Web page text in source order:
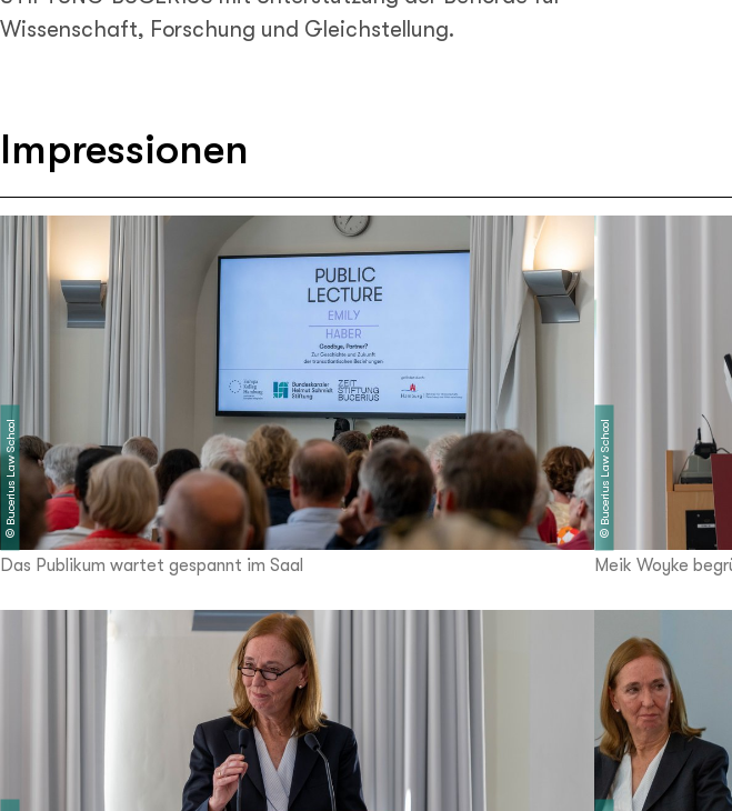
Wissenschaft, Forschung und Gleichstellung.
Impressionen
©
Bucerius Law School
Das Publikum wartet gespannt im Saal
©
Bucerius Law School
Meik Woyke